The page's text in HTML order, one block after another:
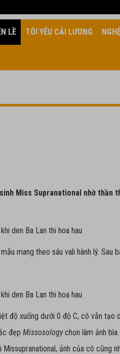
LỀ TÔI YÊU CẢI LƯƠNG
Miss Supranational nhờ thần
mang theo sáu vali hành lý. Sau
độ xuống dưới 0 độ C, cô vẫn tạo
đẹp Missosologychọn làm ảnh
ảnh của cô cũng